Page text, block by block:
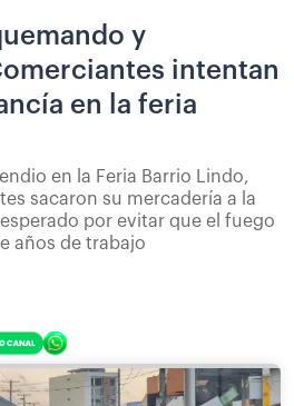
y
intentan
en la feria
en la Feria Barrio Lindo,
sacaron su mercadería a la
por evitar que el fuego
años de trabajo